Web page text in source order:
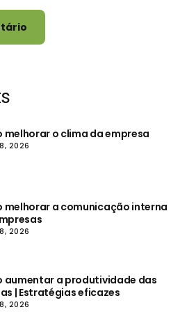
melhorar o clima da empresa
2026
melhorar a comunicação interna
2026
aumentar a produtividade das
| Estratégias eficazes
2026